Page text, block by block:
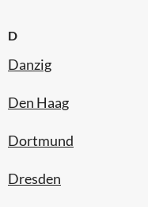
D
Danzig
Den Haag
Dortmund
Dresden